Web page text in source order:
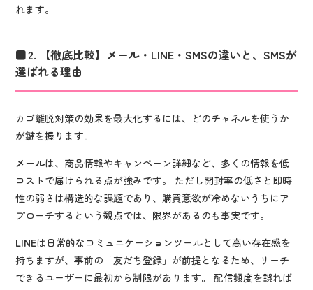
れます。
2. 【徹底比較】メール・LINE・SMSの違いと、SMSが
選ばれる理由
カゴ離脱対策の効果を最大化するには、どのチャネルを使うか
が鍵を握ります。
メールは、商品情報やキャンペーン詳細など、多くの情報を低
コストで届けられる点が強みです。 ただし開封率の低さと即時
性の弱さは構造的な課題であり、購買意欲が冷めないうちにア
プローチするという観点では、限界があるのも事実です。
LINEは日常的なコミュニケーションツールとして高い存在感を
持ちますが、事前の「友だち登録」が前提となるため、リーチ
できるユーザーに最初から制限があります。 配信頻度を誤れば